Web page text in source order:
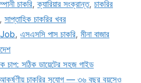
চাকরি,ক্যারিয়ার সংক্রান্ত,চাকরির
, সাপ্তাহিক চাকরির খবর
,এসএসসি পাস চাকরি,মীনা বাজার
চাপ: সঠিক ডায়েটের সহজ গাইড
আকর্ষণীয় চাকরির সুযোগ — ৩৬ বছর বয়সেও